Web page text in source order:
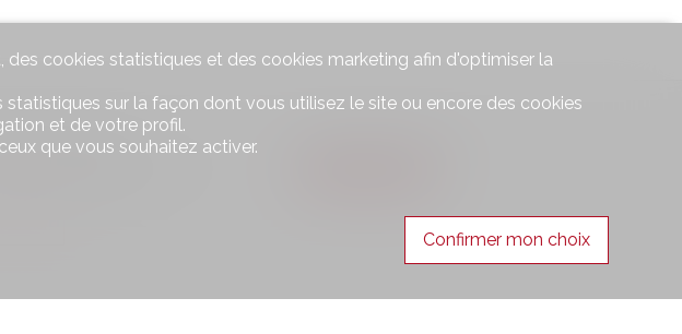
connecté
cookies statistiques et des cookies marketing afin d'optimiser la
sur la façon dont vous utilisez le site ou encore des cookies
et de votre profil.
que vous souhaitez activer.
Confirmer mon choix